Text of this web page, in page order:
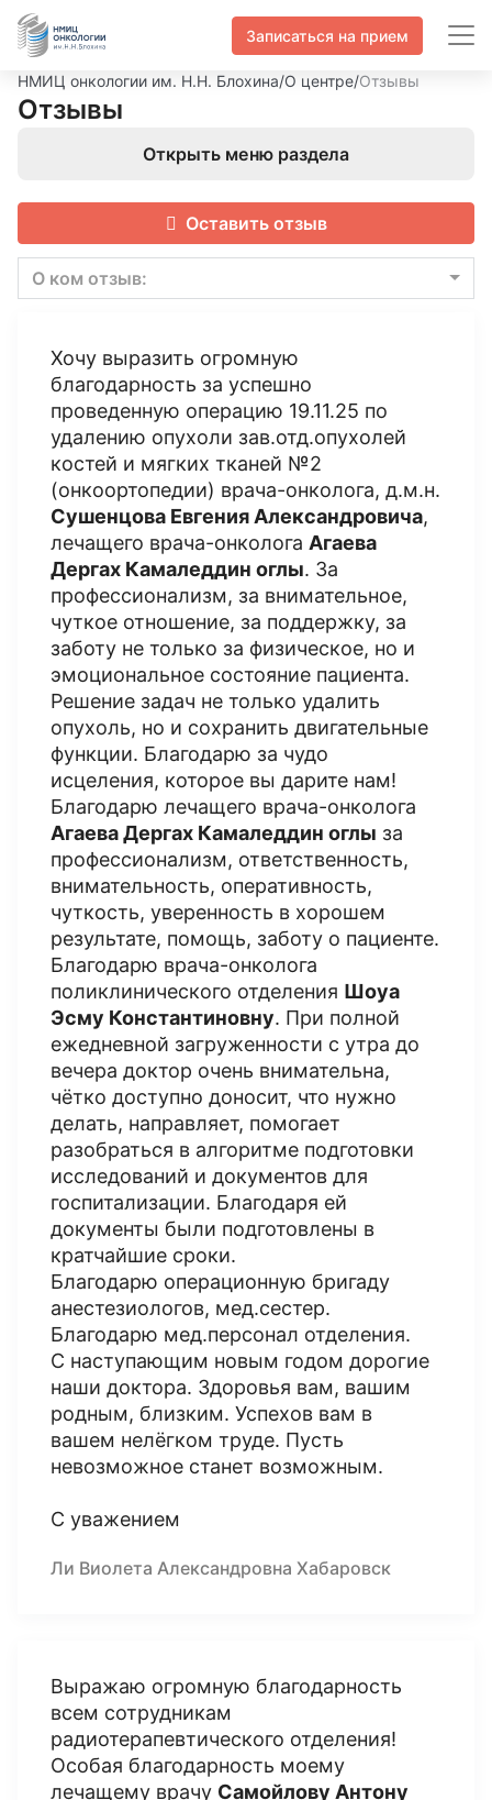
Записаться на прием
НМИЦ онкологии им. Н.Н. Блохина/О центре/Отзывы
Отзывы
Открыть меню раздела
Оставить отзыв
О ком отзыв:
Хочу выразить огромную
благодарность за успешно
проведенную операцию 19.11.25 по
удалению опухоли зав.отд.опухолей
костей и мягких тканей №2
(онкоортопедии) врача-онколога, д.м.н.
Сушенцова Евгения Александровича,
лечащего врача-онколога Агаева
Дергах Камаледдин оглы. За
профессионализм, за внимательное,
чуткое отношение, за поддержку, за
заботу не только за физическое, но и
эмоциональное состояние пациента.
Решение задач не только удалить
опухоль, но и сохранить двигательные
функции. Благодарю за чудо
исцеления, которое вы дарите нам!
Благодарю лечащего врача-онколога
Агаева Дергах Камаледдин оглы за
профессионализм, ответственность,
внимательность, оперативность,
чуткость, уверенность в хорошем
результате, помощь, заботу о пациенте.
Благодарю врача-онколога
поликлинического отделения Шоуа
Эсму Константиновну. При полной
ежедневной загруженности с утра до
вечера доктор очень внимательна,
чётко доступно доносит, что нужно
делать, направляет, помогает
разобраться в алгоритме подготовки
исследований и документов для
госпитализации. Благодаря ей
документы были подготовлены в
кратчайшие сроки.
Благодарю операционную бригаду
анестезиологов, мед.сестер.
Благодарю мед.персонал отделения.
С наступающим новым годом дорогие
наши доктора. Здоровья вам, вашим
родным, близким. Успехов вам в
вашем нелёгком труде. Пусть
невозможное станет возможным.
С уважением
Ли Виолета Александровна Хабаровск
Выражаю огромную благодарность
всем сотрудникам
радиотерапевтического отделения!
Особая благодарность моему
лечащему врачу Самойлову Антону